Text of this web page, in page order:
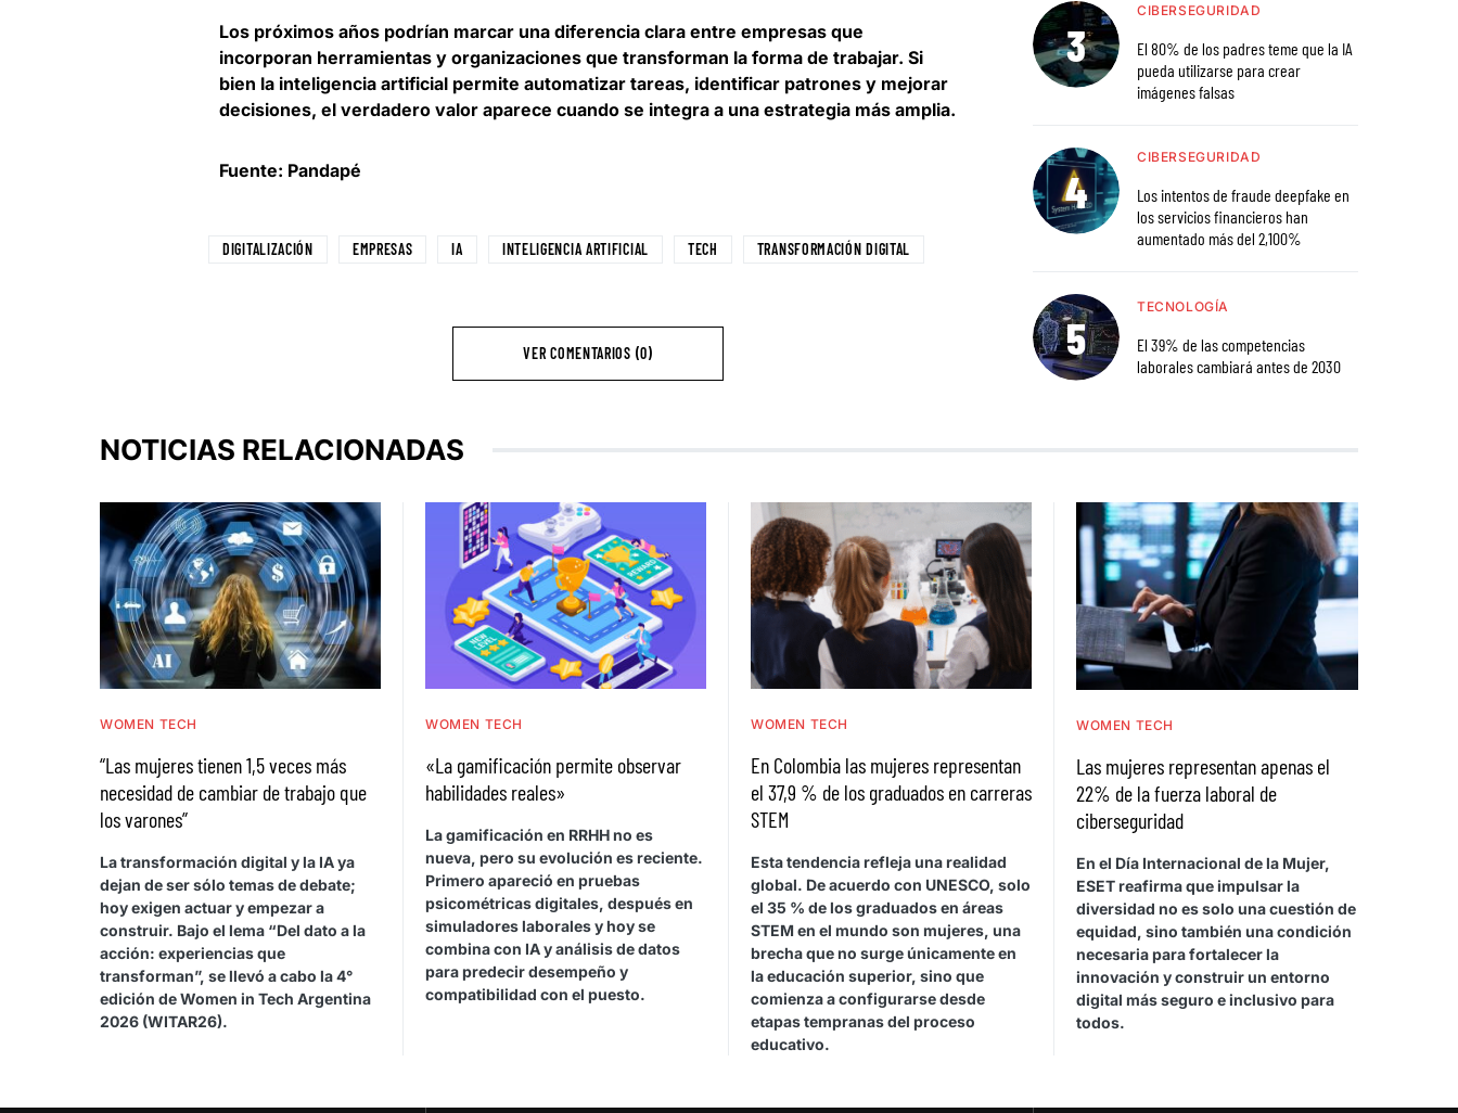
Los próximos años podrían marcar una diferencia clara entre empresas que
incorporan herramientas y organizaciones que transforman la forma de trabajar. Si
bien la inteligencia artificial permite automatizar tareas, identificar patrones y mejorar
decisiones, el verdadero valor aparece cuando se integra a una estrategia más amplia.
Fuente: Pandapé
DIGITALIZACIÓN EMPRESAS IA INTELIGENCIA ARTIFICIAL TECH TRANSFORMACIÓN DIGITAL
VER COMENTARIOS (0)
CIBERSEGURIDAD
El 80% de los padres teme que la IA
pueda utilizarse para crear
imágenes falsas
CIBERSEGURIDAD
Los intentos de fraude deepfake en
los servicios financieros han
aumentado más del 2,100%
TECNOLOGÍA
El 39% de las competencias
laborales cambiará antes de 2030
NOTICIAS RELACIONADAS
WOMEN TECH
“Las mujeres tienen 1,5 veces más
necesidad de cambiar de trabajo que
los varones”
La transformación digital y la IA ya
dejan de ser sólo temas de debate;
hoy exigen actuar y empezar a
construir. Bajo el lema “Del dato a la
acción: experiencias que
transforman”, se llevó a cabo la 4°
edición de Women in Tech Argentina
2026 (WITAR26).
WOMEN TECH
«La gamificación permite observar
habilidades reales»
La gamificación en RRHH no es
nueva, pero su evolución es reciente.
Primero apareció en pruebas
psicométricas digitales, después en
simuladores laborales y hoy se
combina con IA y análisis de datos
para predecir desempeño y
compatibilidad con el puesto.
WOMEN TECH
En Colombia las mujeres representan
el 37,9 % de los graduados en carreras
STEM
Esta tendencia refleja una realidad
global. De acuerdo con UNESCO, solo
el 35 % de los graduados en áreas
STEM en el mundo son mujeres, una
brecha que no surge únicamente en
la educación superior, sino que
comienza a configurarse desde
etapas tempranas del proceso
educativo.
WOMEN TECH
Las mujeres representan apenas el
22% de la fuerza laboral de
ciberseguridad
En el Día Internacional de la Mujer,
ESET reafirma que impulsar la
diversidad no es solo una cuestión de
equidad, sino también una condición
necesaria para fortalecer la
innovación y construir un entorno
digital más seguro e inclusivo para
todos.